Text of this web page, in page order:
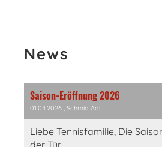
News
Saison-Eröffnung 2026
01.04.2026 , Schmid Adi
Liebe Tennisfamilie, Die
der Tür